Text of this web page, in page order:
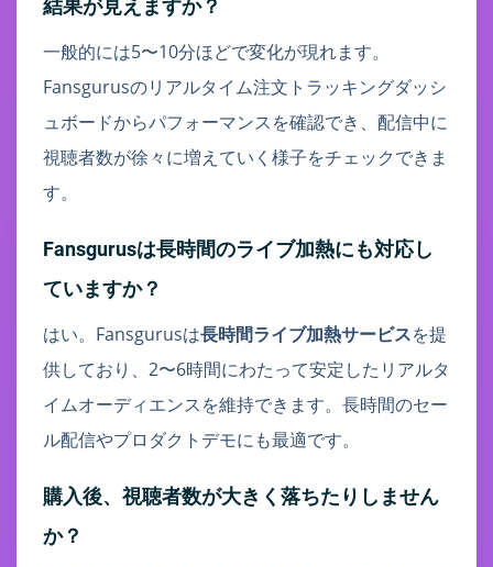
結果が見えますか？
一般的には5〜10分ほどで変化が現れます。
Fansgurusのリアルタイム注文トラッキングダッシ
ュボードからパフォーマンスを確認でき、配信中に
視聴者数が徐々に増えていく様子をチェックできま
す。
Fansgurusは長時間のライブ加熱にも対応し
ていますか？
はい。Fansgurusは長時間ライブ加熱サービスを提
供しており、2〜6時間にわたって安定したリアルタ
イムオーディエンスを維持できます。長時間のセー
ル配信やプロダクトデモにも最適です。
購入後、視聴者数が大きく落ちたりしません
か？